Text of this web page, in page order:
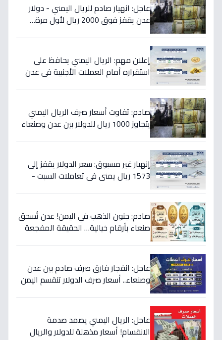
عاجل: انهيار صادم للريال اليمني - دولار
عدن يقفز فوق 2000 ريال لأول مرة…
إعلان مهم: الريال اليمني يحافظ على
استقراره أمام العملات الأجنبية في عدن
صادم: تفاوت أسعار صرف الريال اليمني
يتجاوز 1000 ريال للدولار بين عدن وصنعاء
إنهيار غير مسبوق: سعر الدولار يقفز إلى
1573 ريال يمني في تعاملات السبت -
صادم: جنون الذهب في اليمن! عدن تُسحق
صنعاء بأرقام خيالية… الحقيقة المفجعة
عاجل: انفجار فارق صرف صادم بين عدن
وصنعاء.. أسعار صرف الدولار تنقسم اليمن
عاجل: الريال اليمني يصمد صدمة
الانقسام! أسعار مذهلة للدولار والريال